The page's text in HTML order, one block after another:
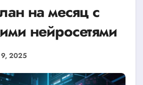
на месяц с
нейросетями
2025